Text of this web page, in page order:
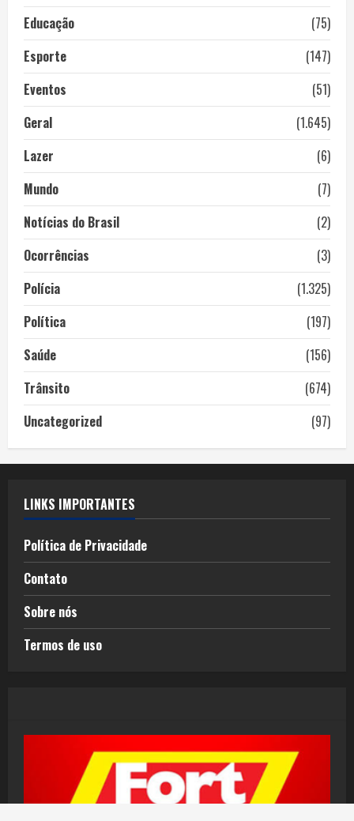
Educação
(75)
Esporte
(147)
Eventos
(51)
Geral
(1.645)
Lazer
(6)
Mundo
(7)
Notícias do Brasil
(2)
Ocorrências
(3)
Polícia
(1.325)
Política
(197)
Saúde
(156)
Trânsito
(674)
Uncategorized
(97)
LINKS IMPORTANTES
Política de Privacidade
Contato
Sobre nós
Termos de uso